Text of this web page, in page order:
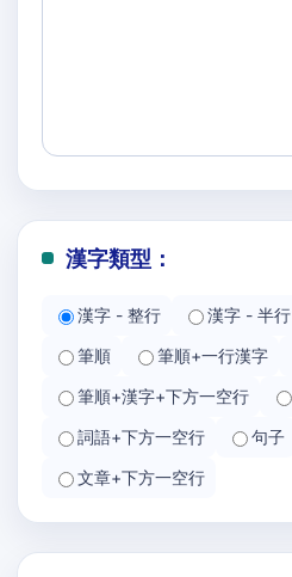
漢字類型：
漢字 - 整行 漢字 - 半行
筆順
筆順+一行漢字
筆順+漢字+下方一空行
詞語+下方一空行
句子
文章+下方一空行